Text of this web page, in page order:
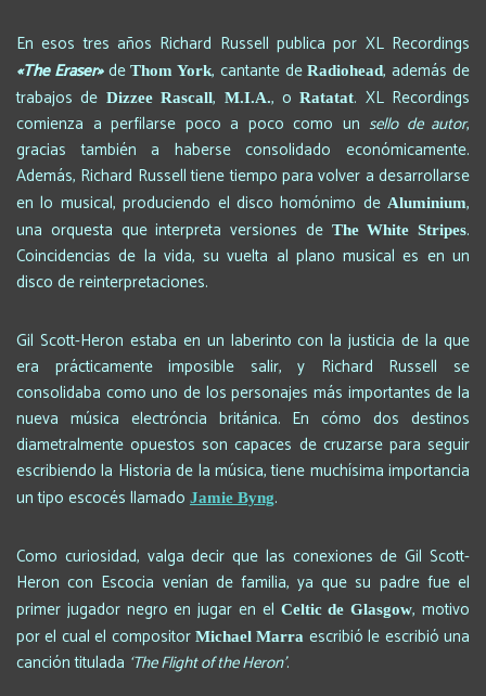
En esos tres años Richard Russell publica por XL Recordings
«The Eraser»deThom York, cantante deRadiohead, además de
trabajos de Dizzee Rascall, M.I.A., oRatatat. XL Recordings
comienza a perfilarse poco a poco como un sello de autor,
gracias también a haberse consolidado económicamente.
Además, Richard Russell tiene tiempo para volver a desarrollarse
en lo musical, produciendo el disco homónimo de Aluminium,
una orquesta que interpreta versiones de The White Stripes.
Coincidencias de la vida, su vuelta al plano musical es en un
disco de reinterpretaciones.
Gil Scott-Heron estaba en un laberinto con la justicia de la que
era prácticamente imposible salir, y Richard Russell se
consolidaba como uno de los personajes más importantes de la
nueva música electróncia británica. En cómo dos destinos
diametralmente opuestos son capaces de cruzarse para seguir
escribiendo la Historia de la música, tiene muchísima importancia
un tipo escocés llamado Jamie Byng.
Como curiosidad, valga decir que las conexiones de Gil Scott-
Heron con Escocia venían de familia, ya que su padre fue el
primer jugador negro en jugar en el Celtic de Glasgow, motivo
por el cual el compositor Michael Marra escribió le escribió una
canción titulada ‘The Flight of the Heron’.